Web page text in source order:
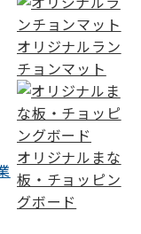
オリジナルラン
チョンマット
オリジナルまな
板・チョッピン
グボード